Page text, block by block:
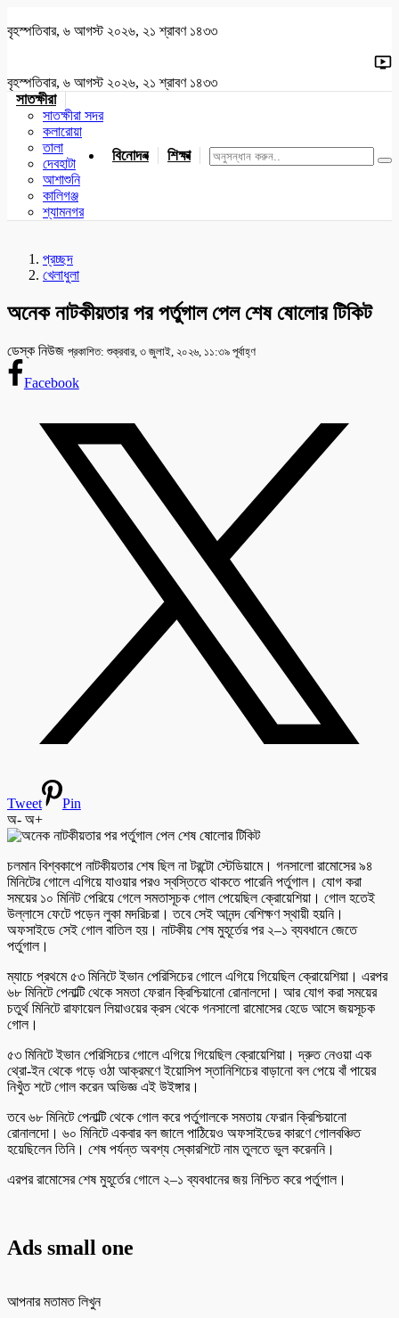
বৃহস্পতিবার, ৬ আগস্ট ২০২৬, ২১ শ্রাবণ ১৪৩৩
বৃহস্পতিবার, ৬ আগস্ট ২০২৬, ২১ শ্রাবণ ১৪৩৩
সাতক্ষীরা
সাতক্ষীরা সদর
কলারোয়া
তালা
দেবহাটা
আশাশুনি
কালিগঞ্জ
শ্যামনগর
বিনোদন শিক্ষা খেলাধুলা জাতীয় যশোর
প্রচ্ছদ
খেলাধুলা
অনেক নাটকীয়তার পর পর্তুগাল পেল শেষ ষোলোর টিকিট
ডেস্ক নিউজ প্রকাশিত: শুক্রবার, ৩ জুলাই, ২০২৬, ১১:৩৯ পূর্বাহ্ণ
Facebook
Tweet
Pin
অ- অ+
চলমান বিশ্বকাপে নাটকীয়তার শেষ ছিল না টরন্টো স্টেডিয়ামে। গনসালো রামোসের ৯৪
মিনিটের গোলে এগিয়ে যাওয়ার পরও স্বস্তিতে থাকতে পারেনি পর্তুগাল। যোগ করা
সময়ের ১০ মিনিট পেরিয়ে গেলে সমতাসূচক গোল পেয়েছিল ক্রোয়েশিয়া। গোল হতেই
উল্লাসে ফেটে পড়েন লুকা মদরিচরা। তবে সেই আনন্দ বেশিক্ষণ স্থায়ী হয়নি।
অফসাইডে সেই গোল বাতিল হয়। নাটকীয় শেষ মুহূর্তের পর ২–১ ব্যবধানে জেতে
পর্তুগাল।
ম্যাচে প্রথমে ৫৩ মিনিটে ইভান পেরিসিচের গোলে এগিয়ে গিয়েছিল ক্রোয়েশিয়া। এরপর
৬৮ মিনিটে পেনাল্টি থেকে সমতা ফেরান ক্রিশ্চিয়ানো রোনালদো। আর যোগ করা সময়ের
চতুর্থ মিনিটে রাফায়েল লিয়াওয়ের ক্রস থেকে গনসালো রামোসের হেডে আসে জয়সূচক
গোল।
৫৩ মিনিটে ইভান পেরিসিচের গোলে এগিয়ে গিয়েছিল ক্রোয়েশিয়া। দ্রুত নেওয়া এক
থ্রো-ইন থেকে গড়ে ওঠা আক্রমণে ইয়োসিপ স্তানিশিচের বাড়ানো বল পেয়ে বাঁ পায়ের
নিখুঁত শটে গোল করেন অভিজ্ঞ এই উইঙ্গার।
তবে ৬৮ মিনিটে পেনাল্টি থেকে গোল করে পর্তুগালকে সমতায় ফেরান ক্রিশ্চিয়ানো
রোনালদো। ৬০ মিনিটে একবার বল জালে পাঠিয়েও অফসাইডের কারণে গোলবঞ্চিত
হয়েছিলেন তিনি। শেষ পর্যন্ত অবশ্য স্কোরশিটে নাম তুলতে ভুল করেননি।
এরপর রামোসের শেষ মুহূর্তের গোলে ২–১ ব্যবধানের জয় নিশ্চিত করে পর্তুগাল।
Ads small one
আপনার মতামত লিখুন